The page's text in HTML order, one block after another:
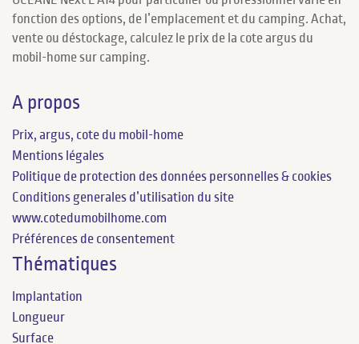
fonction des options, de l’emplacement et du camping. Achat,
vente ou déstockage, calculez le prix de la cote argus du
mobil-home sur camping.
A propos
Prix, argus, cote du mobil-home
Mentions légales
Politique de protection des données personnelles & cookies
Conditions generales d’utilisation du site
www.cotedumobilhome.com
Préférences de consentement
Thématiques
Implantation
Longueur
Surface